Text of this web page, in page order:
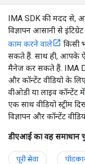
IMA SDK की मदद से,
विज्ञापन आसानी से
काम करने वाले
किसी
सकते हैं. साथ ही, आपके
मैनेज कर सकते हैं. IMA
और कॉन्टेंट वीडियो के
वीओडी या लाइव कॉन्टेंट
एक साथ वीडियो स्ट्रीम
विज्ञापन और कॉन्टेंट
डीएआई का वह समाधान
पूरी सेवा